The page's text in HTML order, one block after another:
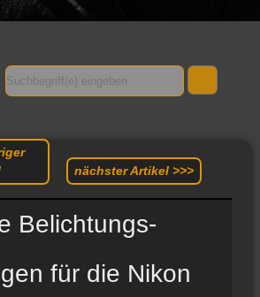
nächster Artikel >>>
Belichtungs-
für die Nikon